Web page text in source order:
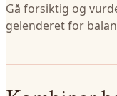
Gå forsiktig og
gelenderet for